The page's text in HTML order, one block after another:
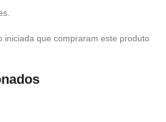
iniciada que compraram este produto